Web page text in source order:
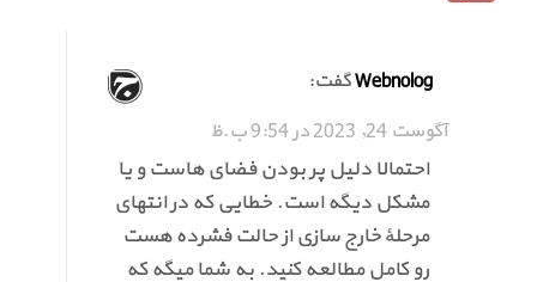
Webnologگفت:
آگوست 24, 2023 در 9:54 ب.ظ
احتمالا دلیل پر بودن فضای هاست و یا
مشکل دیگه است. خطایی که در انتهای
مرحلهٔ خارج سازی از حالت فشرده هست
رو کامل مطالعه کنید. به شما میگه که